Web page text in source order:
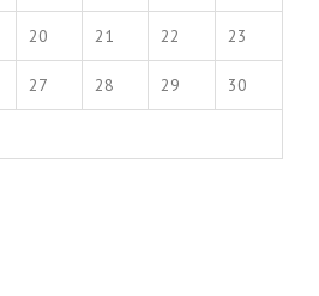
20 21 22 23
27 28 29 30